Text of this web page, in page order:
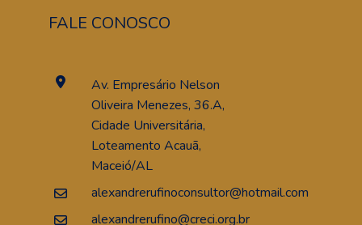
FALE CONOSCO
Av. Empresário Nelson
Oliveira Menezes, 36.A,
Cidade Universitária,
Loteamento Acauã,
Maceió/AL
alexandrerufinoconsultor@hotmail.com
alexandrerufino@creci.org.br